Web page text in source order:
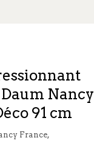
Nancy
91 cm
France,